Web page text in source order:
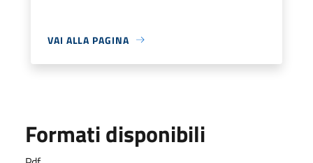
VAI ALLA PAGINA
Formati disponibili